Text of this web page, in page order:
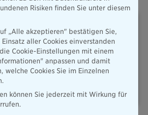
HAUSRAT
Risiken finden Sie unter diesem
„Alle akzeptieren" bestätigen Sie,
aller Cookies einverstanden
Cookie-Einstellungen mit einem
anpassen und damit
welche Cookies Sie im Einzelnen
können Sie jederzeit mit Wirkung für